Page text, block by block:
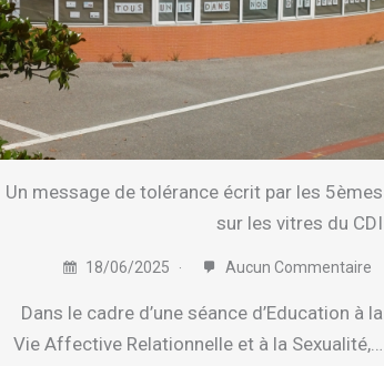
Un message de tolérance écrit par les 5èmes
sur les vitres du CDI
18/06/2025 Aucun Commentaire
Dans le cadre d’une séance d’Education à la
Vie Affective Relationnelle et à la Sexualité,…